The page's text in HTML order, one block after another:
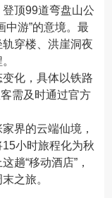
顶99道弯盘山公
中游”的意境。最
穿楼、洪崖洞夜
化，具体以铁路
需及时通过官方
界的云端仙境，
小时旅程化为秋
趟“移动酒店”，
之旅。